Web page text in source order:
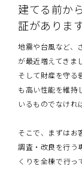
建てる前か
証がありま
地震や台風など、
が最近増えてきま
そして財産を守る
も高い性能を維持
いるものでなけれ
そこで、まずはお
調査・改良を行う
くりを全棟で行っ